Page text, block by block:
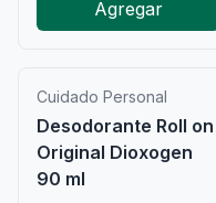
Agregar
Cuidado Personal
Desodorante Roll on
Original Dioxogen
90 ml